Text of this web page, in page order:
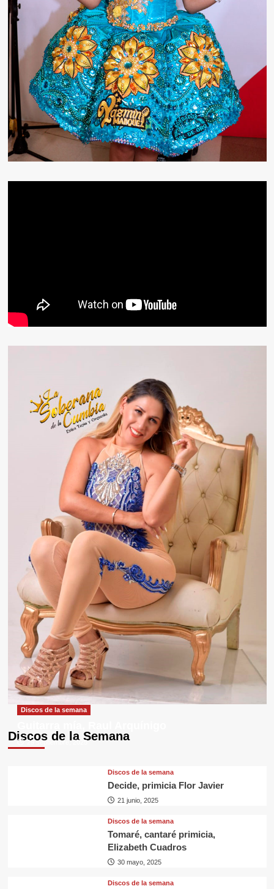
Discos de la Semana
Discos de la semana
29 septiembre, 2025
Discos de la semana
Decide, primicia Flor Javier
21 junio, 2025
Discos de la semana
Tomaré, cantaré primicia,
Elizabeth Cuadros
30 mayo, 2025
Discos de la semana